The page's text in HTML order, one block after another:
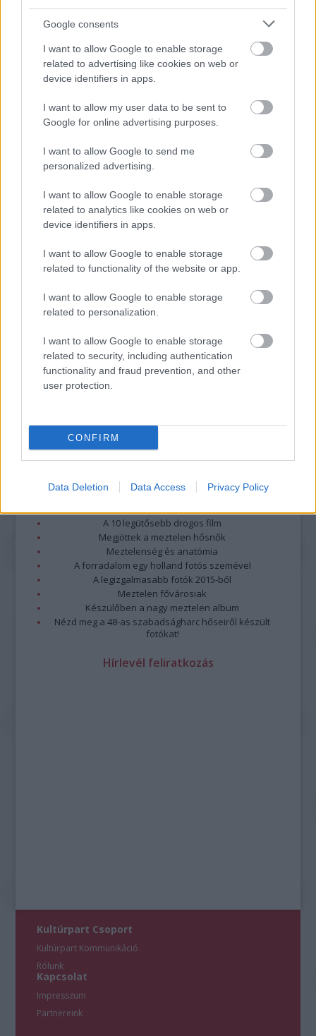
Google consents
I want to allow Google to enable storage
related to advertising like cookies on web or
device identifiers in apps.
I want to allow my user data to be sent to
Google for online advertising purposes.
I want to allow Google to send me
personalized advertising.
I want to allow Google to enable storage
related to analytics like cookies on web or
device identifiers in apps.
I want to allow Google to enable storage
related to functionality of the website or app.
I want to allow Google to enable storage
related to personalization.
I want to allow Google to enable storage
related to security, including authentication
functionality and fraud prevention, and other
user protection.
CONFIRM
Data Deletion Data Access Privacy Policy
AZ EMBERSÉG ÜNNEPE
„NEM TÖBB EZER EMBERRE UTAZUNK, HANEM
EGY VÁLOGATOTT TÁRSASÁGRA”
A bejegyzés trackback címe:
https://kulturpart.hu/api/trackback/id/7878750
Kommentek:
A hozzászólások a vonatkozó jogszabályok
nem vállal, azokat nem ellenőrzi. Kifogás esetén forduljon a blog szerkesztőjéhez.
Részletek a Felhasználási feltételekben és az adatvédelmi tájékoztatóban
Megdöbbentő fotók a néptelen fővárosról
A 10 legütősebb drogos film
Megjöttek a meztelen hősnők
Meztelenség és anatómia
A forradalom egy holland fotós szemével
A legizgalmasabb fotók 2015-ből
Meztelen fővárosiak
Készülőben a nagy meztelen album
Nézd meg a 48-as szabadságharc hőseiről készült
fotókat!
Hírlevél feliratkozás
Kultúrpart Csoport
Kultúrpart Kommunikáció
Rólunk
Kapcsolat
Impresszum
Partnereink